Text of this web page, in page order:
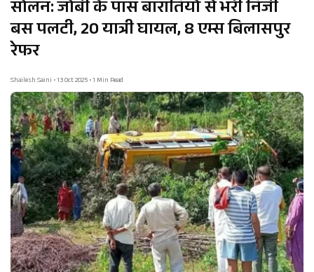
सोलन: जोबी के पास बारातियों से भरी निजी
बस पलटी, 20 यात्री घायल, 8 एम्स बिलासपुर
रेफर
Shailesh Saini • 13 Oct 2025 • 1 Min Read